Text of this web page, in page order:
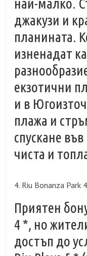
най-малко.
джакузи и
планината.
изненадат
екзотични
и в
плажа и
спускане
чиста и
4. Riu Bonanza Park
Приятен
4 *, но
достъп до